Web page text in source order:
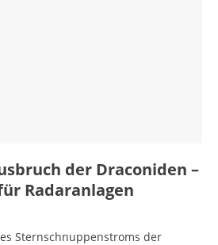
der Draconiden –
Radaranlagen
Sternschnuppenstroms der